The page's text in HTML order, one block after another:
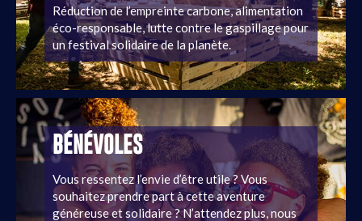
Réduction de l’empreinte carbone, alimentation
éco-responsable, lutte contre le gaspillage pour
un festival solidaire de la planète.
BÉNÉVOLES
Vous ressentez l’envie d’être utile ? Vous
souhaitez prendre part à cette aventure
généreuse et solidaire ? N’attendez plus, nous